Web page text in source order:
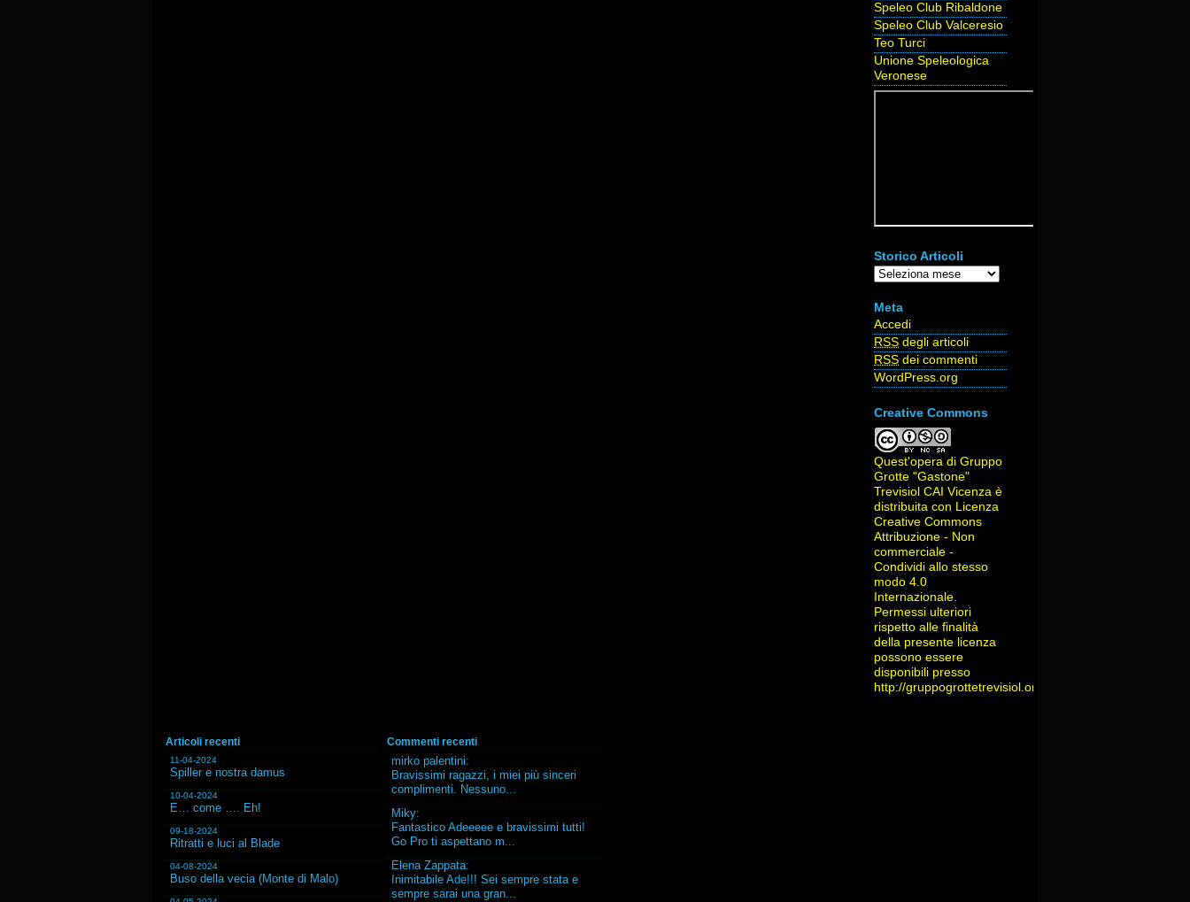
Speleo Club Ribaldone
Speleo Club Valceresio
Teo Turci
Unione Speleologica
Veronese
Storico Articoli
Storico
Meta
Accedi
RSS degli articoli
RSS dei commenti
WordPress.org
Creative Commons
Quest'opera di Gruppo
Grotte "Gastone"
Trevisiol CAI Vicenza è
distribuita con Licenza
Creative Commons
Attribuzione - Non
commerciale -
Condividi allo stesso
modo 4.0
Internazionale.
Permessi ulteriori
rispetto alle finalità
della presente licenza
possono essere
disponibili presso
http://gruppogrottetrevisiol.org/contatti/
Articoli recenti
11-04-2024
Spiller e nostra damus
10-04-2024
E… come …. Eh!
09-18-2024
Ritratti e luci al Blade
04-08-2024
Buso della vecia (Monte di Malo)
Commenti recenti
mirko palentini:
Bravissimi ragazzi, i miei più sinceri
complimenti. Nessuno...
Miky:
Fantastico Adeeeee e bravissimi tutti!
Go Pro ti aspettano m...
Elena Zappata:
Inimitabile Ade!!! Sei sempre stata e
sempre sarai una gran...